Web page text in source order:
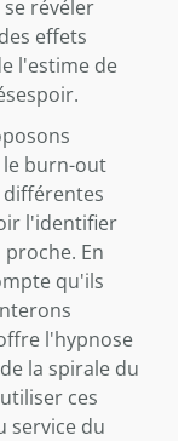
révéler
effets
l'estime de
le burn-out
différentes
l'identifier
En
qu'ils
l'hypnose
la spirale du
ces
service du